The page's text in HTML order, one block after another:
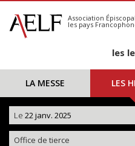
S'abonner
Calendrier
Association
les pays
les
LA MESSE LES
Le 22 janv. 2025
Office de tierce